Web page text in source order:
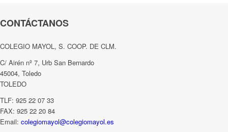
CONTÁCTANOS
COLEGIO MAYOL, S. COOP. DE CLM.
C/ Airén nº 7, Urb San Bernardo
45004, Toledo
TOLEDO
TLF: 925 22 07 33
FAX: 925 22 20 84
Email: colegiomayol@colegiomayol.es